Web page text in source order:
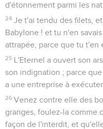
d'étonnement parmi les
24 Je t'ai tendu des filets,
Babylone ! et tu n'en
attrapée, parce que tu t'en
25 L'Eternel a ouvert son
son indignation ; parce
a une entreprise à
26 Venez contre elle des
granges, foulez-la comme
façon de l'interdit, et